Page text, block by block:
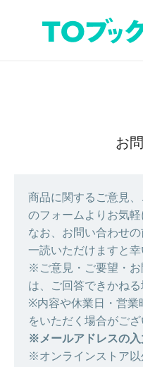
お
商品に関するご意見
のフォームよりお気軽
なお、お問い合わせの
一読いただけますと幸
※ご意見・ご要望・お
は、ご回答できかねる
※内容や休業日・営業
をいただく場合がござ
※メールアドレスの入
※オンラインストア以